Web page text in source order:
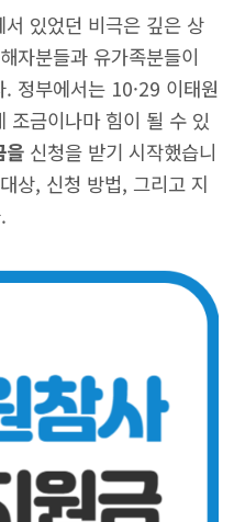
있었던 비극은 깊은 상
자분들과 유가족분들이
정부에서는 10·29 이태원
조금이나마 힘이 될 수 있
을 신청을 받기 시작했습니
상, 신청 방법, 그리고 지